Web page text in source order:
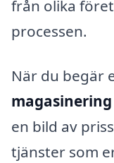
från olika
processen.
När du begär
en bild av
tjänster som